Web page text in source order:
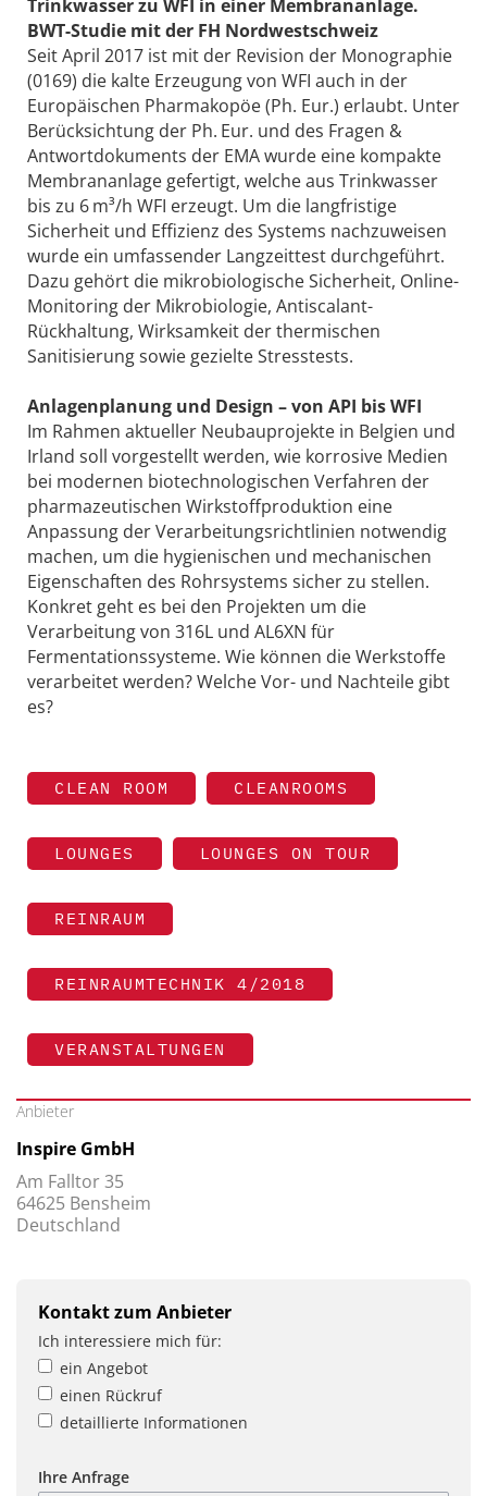
Trinkwasser zu WFI in einer Membrananlage.
BWT-Studie mit der FH Nordwestschweiz
Seit April 2017 ist mit der Revision der Monographie
(0169) die kalte Erzeugung von WFI auch in der
Europäischen Pharmakopöe (Ph. Eur.) erlaubt. Unter
Berücksichtung der Ph. Eur. und des Fragen &
Antwortdokuments der EMA wurde eine kompakte
Membrananlage gefertigt, welche aus Trinkwasser
bis zu 6 m³/h WFI erzeugt. Um die langfristige
Sicherheit und Effizienz des Systems nachzuweisen
wurde ein umfassender Langzeittest durchgeführt.
Dazu gehört die mi­krobiologische Sicherheit, Online-
Monitoring der Mikrobiologie, Antiscalant-
Rückhaltung, Wirksamkeit der thermischen
Sanitisierung sowie gezielte Stresstests.
Anlagenplanung und Design – von API bis WFI
Im Rahmen aktueller Neubauprojekte in Belgien und
Irland soll vorgestellt werden, wie korrosive Medien
bei modernen biotechnologischen Verfahren der
pharmazeutischen Wirkstoffproduktion eine
Anpassung der Verarbeitungsrichtlinien notwendig
machen, um die hygienischen und mechanischen
Eigenschaften des Rohrsystems sicher zu stellen.
Konkret geht es bei den Projekten um die
Verarbeitung von 316L und AL6XN für
Fermentationssysteme. Wie können die Werkstoffe
verarbeitet werden? Welche Vor- und Nachteile gibt
es?
CLEAN ROOM CLEANROOMS
LOUNGES LOUNGES ON TOUR
REINRAUM
REINRAUMTECHNIK 4/2018
VERANSTALTUNGEN
Anbieter
Inspire GmbH
Am Falltor 35
64625 Bensheim
Deutschland
Kontakt zum Anbieter
Ich interessiere mich für:
ein Angebot
einen Rückruf
detaillierte Informationen
Ihre Anfrage